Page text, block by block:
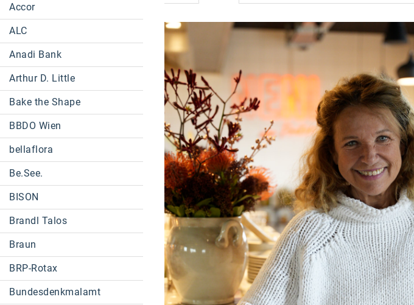
Accor
ALC
Anadi Bank
Arthur D. Little
Bake the Shape
BBDO Wien
bellaflora
Be.See.
BISON
Brandl Talos
Braun
BRP-Rotax
Bundesdenkmalamt